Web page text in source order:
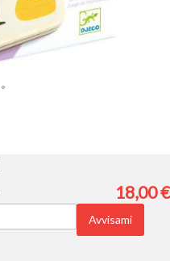
18,00 €
Avvisami